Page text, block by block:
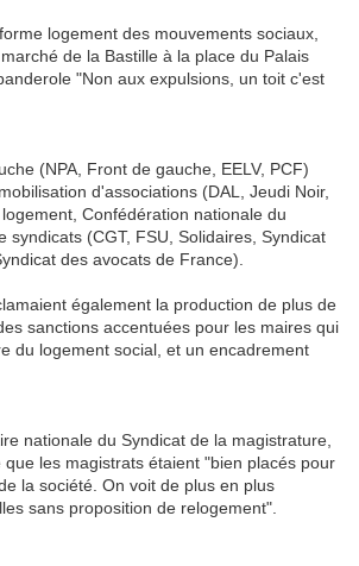
logement des mouvements sociaux,
de la Bastille à la place du Palais
"Non aux expulsions, un toit c'est
(NPA, Front de gauche, EELV, PCF)
d'associations (DAL, Jeudi Noir,
Confédération nationale du
syndicats (CGT, FSU, Solidaires, Syndicat
des avocats de France).
également la production de plus de
sanctions accentuées pour les maires qui
du logement social, et un encadrement
nationale du Syndicat de la magistrature,
les magistrats étaient "bien placés pour
la société. On voit de plus en plus
sans proposition de relogement".